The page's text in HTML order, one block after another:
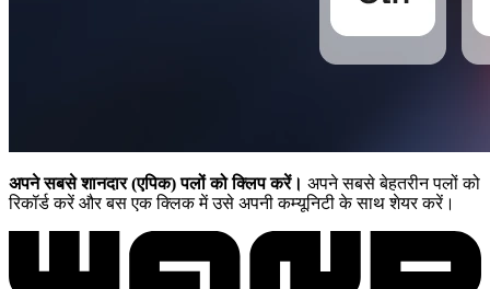
अपने सबसे शानदार (एपिक) पलों को क्लिप करें। अपने सबसे बेहतरीन पलों को
रिकॉर्ड करें और बस एक क्लिक में उसे अपनी कम्यूनिटी के साथ शेयर करें।